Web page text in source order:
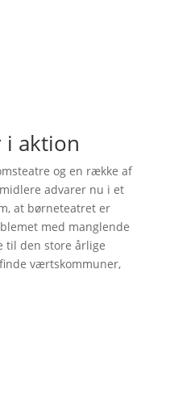
i aktion
og en række af
advarer nu i et
at børneteatret er
med manglende
til den store årlige
værtskommuner,